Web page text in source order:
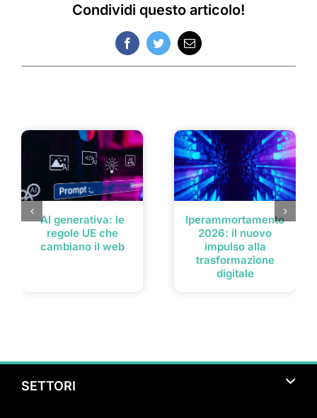
Condividi questo articolo!
FacebookTwitterEmail
AI generativa: le
regole UE che
cambiano il web
Iperammortamento
2026: il nuovo
impulso alla
trasformazione
digitale
SETTORI